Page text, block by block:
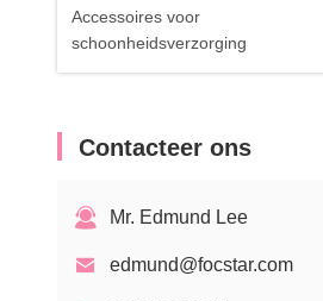
Accessoires voor
schoonheidsverzorging
Contacteer ons
Mr. Edmund Lee
edmund@focstar.com